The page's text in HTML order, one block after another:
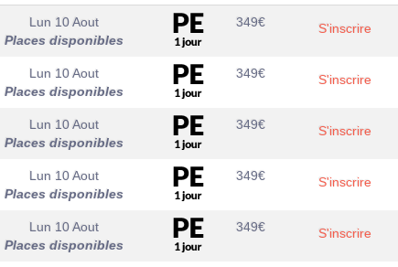
Lun 10 Aout
Places disponibles
349€ S'inscrire
Lun 10 Aout
Places disponibles
349€ S'inscrire
Lun 10 Aout
Places disponibles
349€ S'inscrire
Lun 10 Aout
Places disponibles
349€ S'inscrire
Lun 10 Aout
Places disponibles
349€ S'inscrire